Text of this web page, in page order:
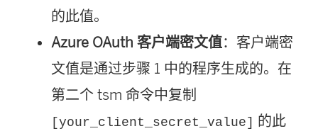
的此值。
Azure OAuth 客户端密文值：客户端密
文值是通过步骤 1 中的程序生成的。在
第二个 tsm 命令中复制
[your_client_secret_value] 的此